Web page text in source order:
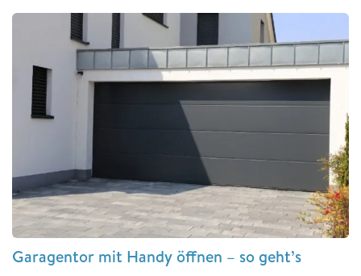
Garagentor mit Handy öffnen – so geht’s